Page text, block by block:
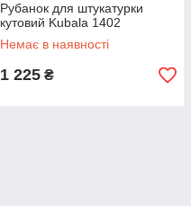
Рубанок для штукатурки
кутовий Kubala 1402
Немає в наявності
1 225 ₴